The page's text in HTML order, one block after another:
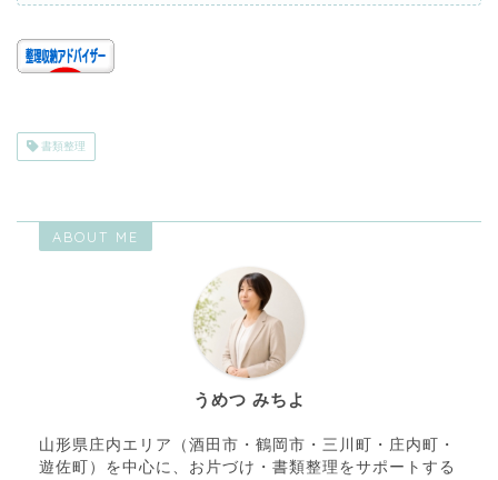
書類整理
ABOUT ME
うめつ みちよ
山形県庄内エリア（酒田市・鶴岡市・三川町・庄内町・
遊佐町）を中心に、お片づけ・書類整理をサポートする